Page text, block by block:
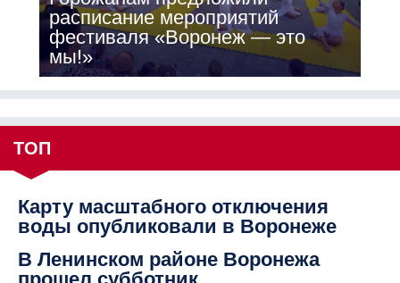
расписание мероприятий
фестиваля «Воронеж — это
мы!»
ТОП
Карту масштабного отключения
воды опубликовали в Воронеже
В Ленинском районе Воронежа